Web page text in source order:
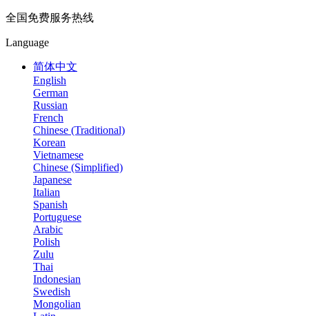
全国免费服务热线
Language
简体中文
English
German
Russian
French
Chinese (Traditional)
Korean
Vietnamese
Chinese (Simplified)
Japanese
Italian
Spanish
Portuguese
Arabic
Polish
Zulu
Thai
Indonesian
Swedish
Mongolian